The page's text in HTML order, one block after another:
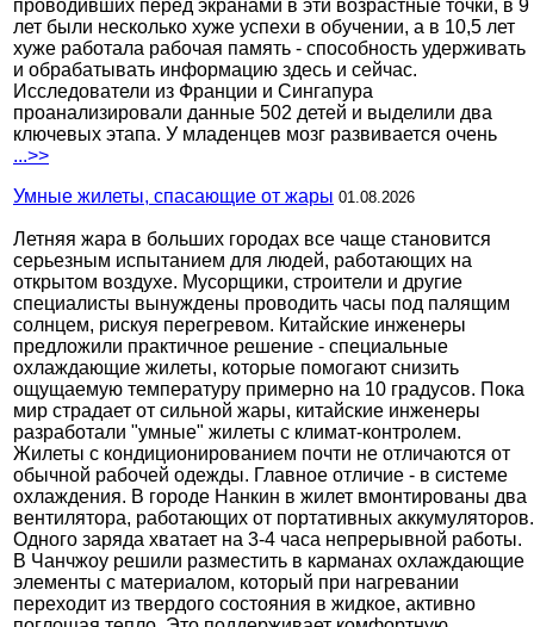
проводивших перед экранами в эти возрастные точки, в 9
лет были несколько хуже успехи в обучении, а в 10,5 лет
хуже работала рабочая память - способность удерживать
и обрабатывать информацию здесь и сейчас.
Исследователи из Франции и Сингапура
проанализировали данные 502 детей и выделили два
ключевых этапа. У младенцев мозг развивается очень
...>>
Умные жилеты, спасающие от жары 01.08.2026
Летняя жара в больших городах все чаще становится
серьезным испытанием для людей, работающих на
открытом воздухе. Мусорщики, строители и другие
специалисты вынуждены проводить часы под палящим
солнцем, рискуя перегревом. Китайские инженеры
предложили практичное решение - специальные
охлаждающие жилеты, которые помогают снизить
ощущаемую температуру примерно на 10 градусов. Пока
мир страдает от сильной жары, китайские инженеры
разработали "умные" жилеты с климат-контролем.
Жилеты с кондиционированием почти не отличаются от
обычной рабочей одежды. Главное отличие - в системе
охлаждения. В городе Нанкин в жилет вмонтированы два
вентилятора, работающих от портативных аккумуляторов.
Одного заряда хватает на 3-4 часа непрерывной работы.
В Чанчжоу решили разместить в карманах охлаждающие
элементы с материалом, который при нагревании
переходит из твердого состояния в жидкое, активно